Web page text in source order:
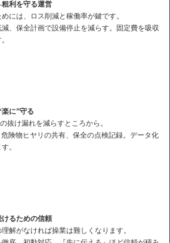
利を守る運営
には、ロス削減と稼働率が鍵です。
、保全計画で設備停止を減らす。固定費を吸収
に”守る
抜け漏れを減らすところから。
険物ヒヤリの共有、保全の点検記録。データ化
。
るための信頼
解がなければ操業は難しくなります。